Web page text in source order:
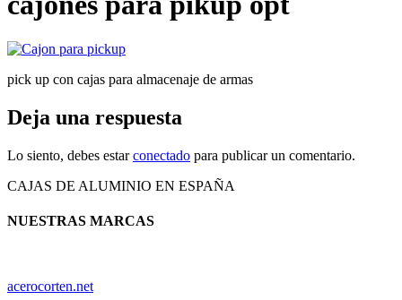
pick up con cajas para almacenaje de armas
Deja una respuesta
Lo siento, debes estarconectado para publicar un comentario.
CAJAS DE ALUMINIO EN ESPAÑA
NUESTRAS MARCAS
acerocorten.net